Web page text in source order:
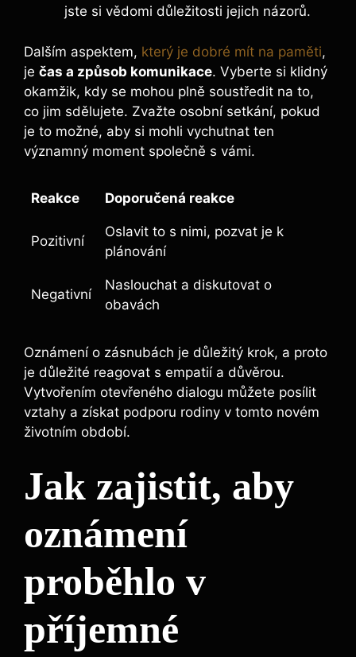
jste si vědomi důležitosti jejich názorů.
Dalším aspektem, který je dobré mít na paměti,
je čas a způsob komunikace. Vyberte si klidný
okamžik, kdy se mohou plně soustředit na to,
co jim sdělujete. Zvažte osobní setkání, pokud
je to možné, aby si mohli vychutnat ten
významný moment společně s vámi.
Reakce Doporučená reakce
Pozitivní
Oslavit to s nimi, pozvat je k
plánování
Negativní
Naslouchat a diskutovat o
obavách
Oznámení o zásnubách je důležitý krok, a proto
je důležité reagovat s empatií a důvěrou.
Vytvořením otevřeného dialogu můžete posílit
vztahy a získat podporu rodiny v tomto novém
životním období.
Jak zajistit, aby
oznámení
proběhlo v
příjemné